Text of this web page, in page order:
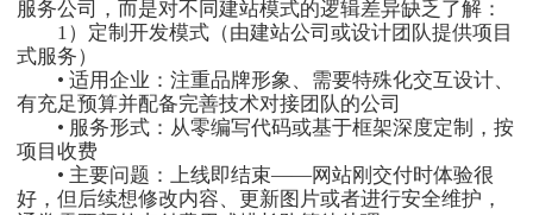
服务公司，而是对不同建站模式的逻辑差异缺乏了解：
1）定制开发模式（由建站公司或设计团队提供项目
式服务）
• 适用企业：注重品牌形象、需要特殊化交互设计、
有充足预算并配备完善技术对接团队的公司
• 服务形式：从零编写代码或基于框架深度定制，按
项目收费
• 主要问题：上线即结束——网站刚交付时体验很
好，但后续想修改内容、更新图片或者进行安全维护，